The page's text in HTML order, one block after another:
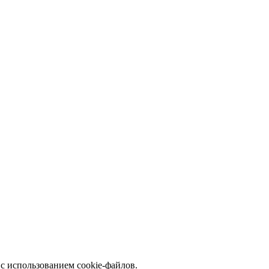
использованием cookie-файлов.